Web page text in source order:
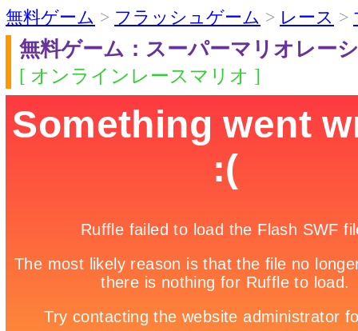
無料ゲーム > フラッシュゲーム > レース >
無料ゲーム：スーパーマリオレー
[ オンラインレースマリオ ]